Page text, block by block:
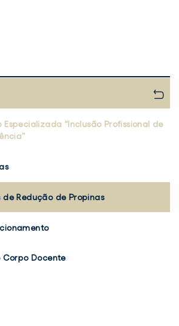
“Inclusão Profissional de
de Redução de Propinas
Corpo Docente